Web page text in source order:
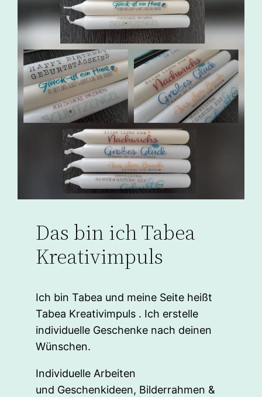
Das bin ich Tabea
Kreativimpuls
Ich bin Tabea und meine Seite heißt
Tabea Kreativimpuls . Ich erstelle
individuelle Geschenke nach deinen
Wünschen.
Individuelle Arbeiten
und Geschenkideen, Bilderrahmen &